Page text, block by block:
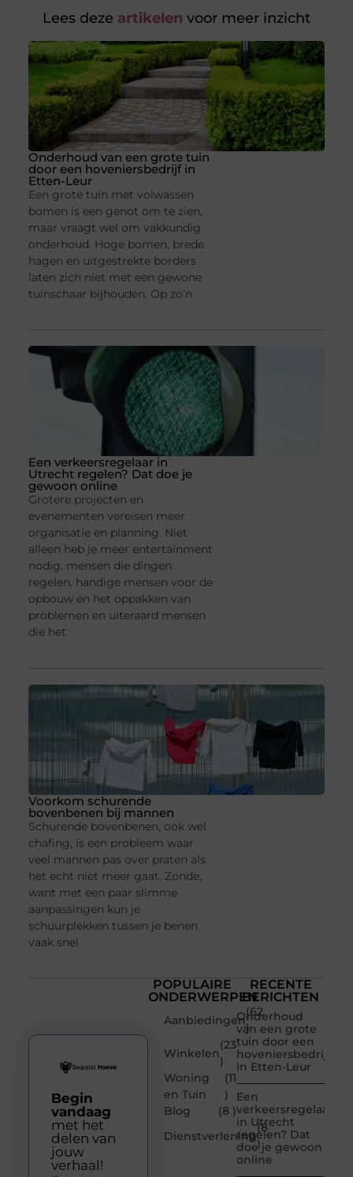
Lees deze artikelen voor meer inzicht
Onderhoud van een grote tuin
door een hoveniersbedrijf in
Etten-Leur
Een grote tuin met volwassen
bomen is een genot om te zien,
maar vraagt wel om vakkundig
onderhoud. Hoge bomen, brede
hagen en uitgestrekte borders
laten zich niet met een gewone
tuinschaar bijhouden. Op zo’n
Een verkeersregelaar in
Utrecht regelen? Dat doe je
gewoon online
Grotere projecten en
evenementen vereisen meer
organisatie en planning. Niet
alleen heb je meer entertainment
nodig, mensen die dingen
regelen, handige mensen voor de
opbouw en het oppakken van
problemen en uiteraard mensen
die het
Voorkom schurende
bovenbenen bij mannen
Schurende bovenbenen, ook wel
chafing, is een probleem waar
veel mannen pas over praten als
het echt niet meer gaat. Zonde,
want met een paar slimme
aanpassingen kun je
schuurplekken tussen je benen
vaak snel
POPULAIRE
ONDERWERPEN
Aanbiedingen
(62
)
Winkelen
(23
)
Woning
en Tuin
(11
)
Blog
(8 )
Dienstverlening
(8
)
RECENTE
BERICHTEN
Onderhoud
van een grote
tuin door een
hoveniersbedrijf
in Etten-Leur
Een
verkeersregelaar
in Utrecht
regelen? Dat
doe je gewoon
online
Begin
vandaag
met het
delen van
jouw
verhaal!